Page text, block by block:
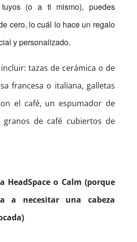
(o a ti mismo), puedes
cero, lo cuál lo hace un regalo
y personalizado.
tazas de cerámica o de
francesa o italiana, galletas
el café, un espumador de
de café cubiertos de
HeadSpace o Calm (porque
a necesitar una cabeza